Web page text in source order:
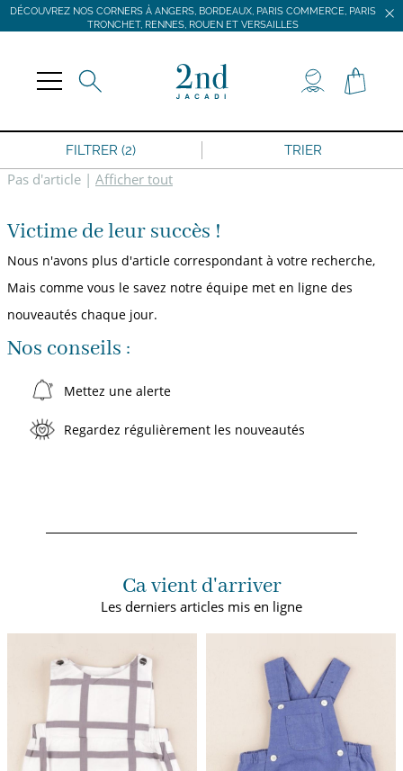
DÉCOUVREZ NOS CORNERS À ANGERS, BORDEAUX, PARIS COMMERCE, PARIS
TRONCHET, RENNES, ROUEN ET VERSAILLES
DÉCOUVREZ NOS CORNERS À ANGERS, BORDEAUX, PARIS COMMERCE, PARIS
TRONCHET, RENNES, ROUEN ET VERSAILLES
FILTRER (2) TRIER
Pas d'article | Afficher tout
Victime de leur succès !
Nous n'avons plus d'article correspondant à votre recherche,
Mais comme vous le savez notre équipe met en ligne des
nouveautés chaque jour.
Nos conseils :
Mettez une alerte
Regardez régulièrement les nouveautés
Ca vient d'arriver
Les derniers articles mis en ligne